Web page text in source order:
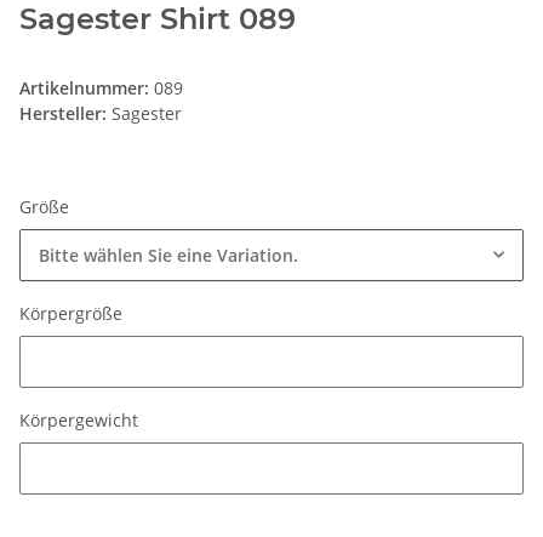
Sagester Shirt 089
Artikelnummer: 089
Hersteller: Sagester
Größe
Bitte wählen Sie eine Variation.
Körpergröße
Körpergewicht